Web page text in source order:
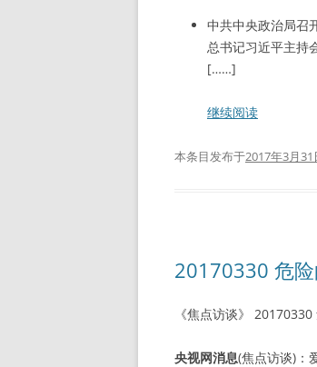
中共中央政治局召
总书记习近平主持
[……]
继续阅读
本条目发布于2017年3月31
20170330 危
《焦点访谈》
央视网消息(焦点访谈)：